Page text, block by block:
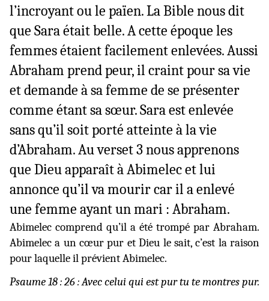
l’incroyant ou le païen. La Bible nous dit
que Sara était belle. A cette époque les
femmes étaient facilement enlevées. Aussi
Abraham prend peur, il craint pour sa vie
et demande à sa femme de se présenter
comme étant sa sœur. Sara est enlevée
sans qu’il soit porté atteinte à la vie
d’Abraham. Au verset 3 nous apprenons
que Dieu apparaît à Abimelec et lui
annonce qu’il va mourir car il a enlevé
une femme ayant un mari : Abraham.
Abimelec comprend qu’il a été trompé par Abraham.
Abimelec a un cœur pur et Dieu le sait, c’est la raison
pour laquelle il prévient Abimelec.
Psaume 18 : 26 : Avec celui qui est pur tu te montres pur.